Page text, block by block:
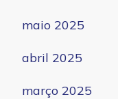
maio 2025
abril 2025
março 2025